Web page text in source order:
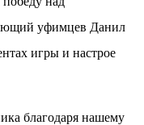
уфимцев Данил
игры и настрое
благодаря нашему